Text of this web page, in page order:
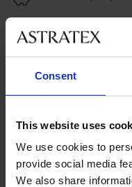
Consent
This website uses
We use cookies to
provide social media
We also share
Výhodné poštovné
Zákaznická podpora
V pracovních dnech od
491 204 304
info@astratex.cz